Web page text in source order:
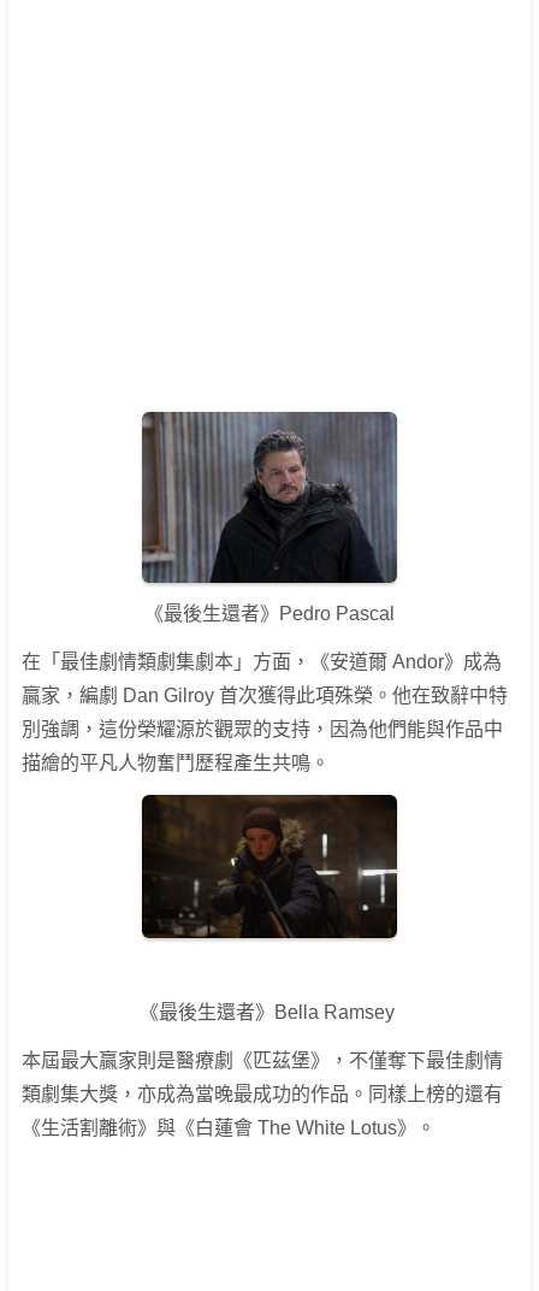
《最後生還者》Pedro Pascal
在「最佳劇情類劇集劇本」方面，《安道爾 Andor》成為
贏家，編劇 Dan Gilroy 首次獲得此項殊榮。他在致辭中特
別強調，這份榮耀源於觀眾的支持，因為他們能與作品中
描繪的平凡人物奮鬥歷程產生共鳴。
《最後生還者》Bella Ramsey
本屆最大贏家則是醫療劇《匹茲堡》，不僅奪下最佳劇情
類劇集大獎，亦成為當晚最成功的作品。同樣上榜的還有
《生活割離術》與《白蓮會 The White Lotus》。